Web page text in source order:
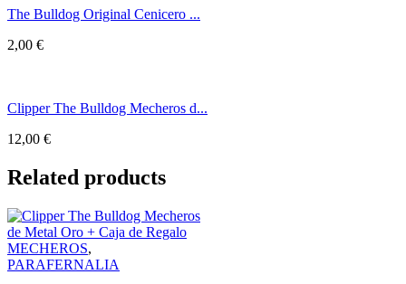
The Bulldog Original Cenicero ...
2,00 €
Clipper The Bulldog Mecheros d...
12,00 €
Related products
MECHEROS,
PARAFERNALIA